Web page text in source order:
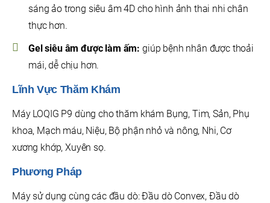
sáng ảo trong siêu âm 4D cho hình ảnh thai nhi chân
thực hơn.
Gel siêu âm được làm ấm: giúp bệnh nhân được thoải
mái, dễ chịu hơn.
Lĩnh Vực Thăm Khám
Máy LOQIG P9 dùng cho thăm khám Bụng, Tim, Sản, Phụ
khoa, Mạch máu, Niệu, Bộ phận nhỏ và nông, Nhi, Cơ
xương khớp, Xuyên sọ.
Phương Pháp
Máy sử dụng cùng các đầu dò: Đầu dò Convex, Đầu dò